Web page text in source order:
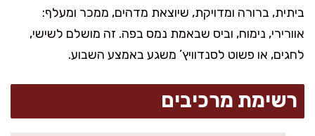
ביתית, ברורה ומדויקת, שיוצאת מדהים, ממכר ומעלף:
אוורירי, נימוח, וביס שבאמת נמס בפה. זה מושלם לשישי,
לחגים, או פשוט לסנדוויץ’ משגע באמצע השבוע.
רשימת מרכיבים